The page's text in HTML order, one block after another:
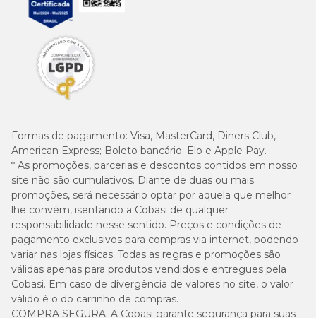
Formas de pagamento: Visa, MasterCard, Diners Club,
American Express; Boleto bancário; Elo e Apple Pay.
* As promoções, parcerias e descontos contidos em nosso
site não são cumulativos. Diante de duas ou mais
promoções, será necessário optar por aquela que melhor
lhe convém, isentando a Cobasi de qualquer
responsabilidade nesse sentido. Preços e condições de
pagamento exclusivos para compras via internet, podendo
variar nas lojas físicas. Todas as regras e promoções são
válidas apenas para produtos vendidos e entregues pela
Cobasi. Em caso de divergência de valores no site, o valor
válido é o do carrinho de compras.
COMPRA SEGURA. A Cobasi garante segurança para suas